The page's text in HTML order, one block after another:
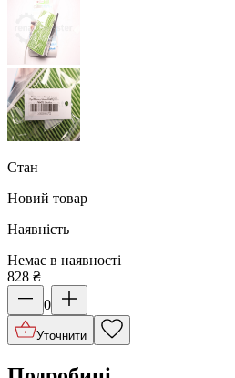
Стан
Новий товар
Наявність
Немає в наявності
828 ₴
0
Уточнити